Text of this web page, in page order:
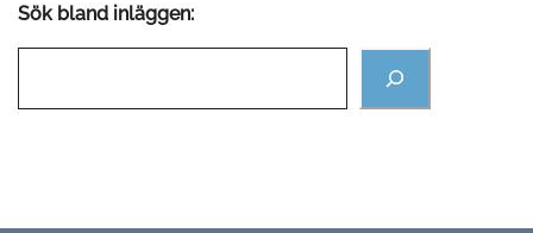
Sök bland inläggen: